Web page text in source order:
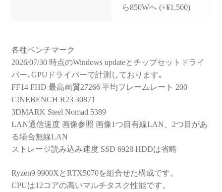
ら850Wへ (+¥1,500)
各種ベンチマーク
2026/07/30 時点のWindows updateとチップセットドライ
バー､GPUドライバーで計測しております｡
FF14 FHD 最高画質27266 平均フレームレート 200
CINEBENCH R23 30871
3DMARK Steel Nomad 5389
LAN通信速度 画像参照 画像1つ目有線LAN、2つ目があ
る場合無線LAN
ストレージ読み込み速度 SSD 6928 HDDは省略
Ryzen9 9900XとRTX5070を組合せた構成です。
CPUは12コアの高いマルチタスク性能です。